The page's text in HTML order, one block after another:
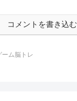
コメントを書き込む
ーム脳トレ